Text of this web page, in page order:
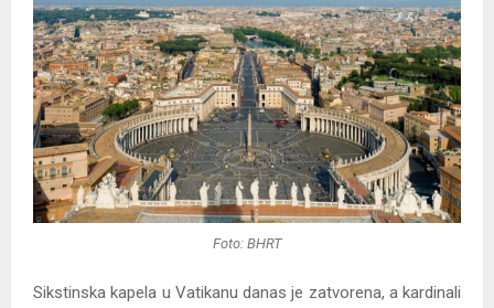
Foto: BHRT
Sikstinska kapela u Vatikanu danas je zatvorena, a kardinali